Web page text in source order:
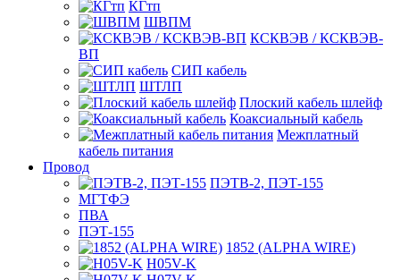
КГтп
ШВПМ
КСКВЭВ / КСКВЭВ-
ВП
СИП кабель
ШТЛП
Плоский кабель шлейф
Коаксиальный кабель
Межплатный
кабель питания
Провод
ПЭТВ-2, ПЭТ-155
МГТФЭ
ПВА
ПЭТ-155
1852 (ALPHA WIRE)
H05V-K